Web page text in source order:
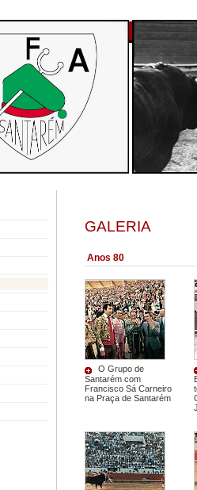
GALERIA
Anos 80
O Grupo de
Santarém com
Francisco Sá Carneiro
na Praça de Santarém